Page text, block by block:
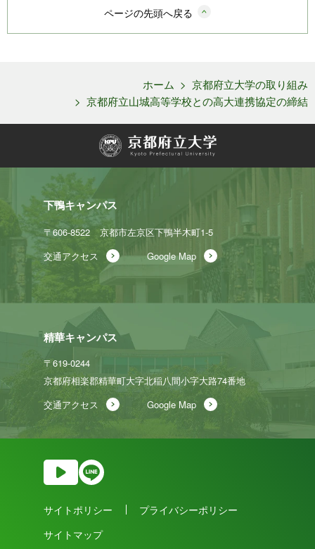
ページの先頭へ戻る
ホーム > 京都府立大学の取り組み
> 京都府立山城高等学校との高大連携協定の締結
下鴨キャンパス
〒606-8522
京都市左京区下鴨半木町1-5
交通アクセス
Google Map
精華キャンパス
〒619-0244
京都府相楽郡精華町大字北稲八間小字大路74番地
交通アクセス
Google Map
サイトポリシー
プライバシーポリシー
サイトマップ